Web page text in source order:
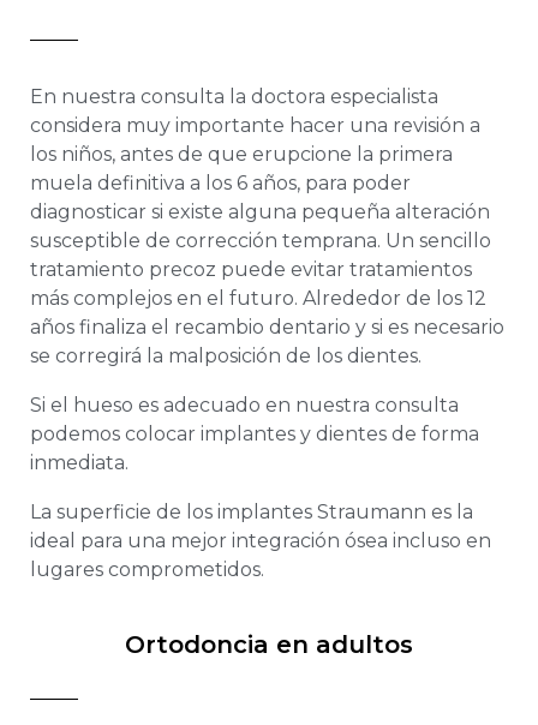
En nuestra consulta la doctora especialista
considera muy importante hacer una revisión a
los niños, antes de que erupcione la primera
muela definitiva a los 6 años, para poder
diagnosticar si existe alguna pequeña alteración
susceptible de corrección temprana. Un sencillo
tratamiento precoz puede evitar tratamientos
más complejos en el futuro. Alrededor de los 12
años finaliza el recambio dentario y si es necesario
se corregirá la malposición de los dientes.
Si el hueso es adecuado en nuestra consulta
podemos colocar implantes y dientes de forma
inmediata.
La superficie de los implantes Straumann es la
ideal para una mejor integración ósea incluso en
lugares comprometidos.
Ortodoncia en adultos